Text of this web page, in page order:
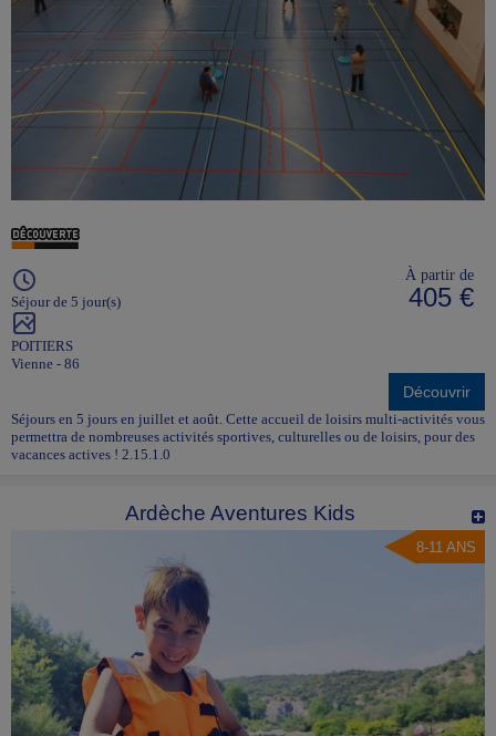
Séjour de 5 jour(s)
POITIERS
Vienne - 86
À partir de
405 €
Découvrir
Séjours en 5 jours en juillet et août. Cette accueil de loisirs multi-activités vous
permettra de nombreuses activités sportives, culturelles ou de loisirs, pour des
vacances actives ! 2.15.1.0
Ardèche Aventures Kids
8-11 ANS